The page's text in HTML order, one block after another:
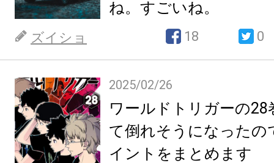
ね。すごいね。
ズイショ 18 0
2025/02/26
ワールドトリガーの28
て倒れそうになったの
イントをまとめます